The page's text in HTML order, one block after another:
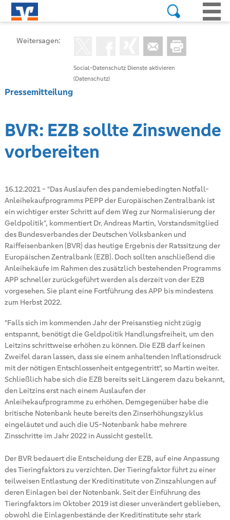
Social-Datenschutz Dienste aktivieren
(Datenschutz)
Weitersagen:
Pressemitteilung
BVR: EZB sollte Zinswende
vorbereiten
16.12.2021- "Das Auslaufen des pandemiebedingten Notfall-
Anleihekaufprogramms PEPP der Europäischen Zentralbank ist
ein wichtiger erster Schritt auf dem Weg zur Normalisierung der
Geldpolitik“, kommentiert Dr. Andreas Martin, Vorstandsmitglied
des Bundesverbandes der Deutschen Volksbanken und
Raiffeisenbanken (BVR) das heutige Ergebnis der Ratssitzung der
Europäischen Zentralbank (EZB). Doch sollten anschließend die
Anleihekäufe im Rahmen des zusätzlich bestehenden Programms
APP schneller zurückgeführt werden als derzeit von der EZB
vorgesehen. Sie plant eine Fortführung des APP bis mindestens
zum Herbst 2022.
"Falls sich im kommenden Jahr der Preisanstieg nicht zügig
entspannt, benötigt die Geldpolitik Handlungsfreiheit, um den
Leitzins schrittweise erhöhen zu können. Die EZB darf keinen
Zweifel daran lassen, dass sie einem anhaltenden Inflationsdruck
mit der nötigen Entschlossenheit entgegentritt", so Martin weiter.
Schließlich habe sich die EZB bereits seit Längerem dazu bekannt,
den Leitzins erst nach einem Auslaufen der
Anleihekaufprogramme zu erhöhen. Demgegenüber habe die
britische Notenbank heute bereits den Zinserhöhungszyklus
eingeläutet und auch die US-Notenbank habe mehrere
Zinsschritte im Jahr 2022 in Aussicht gestellt.
Der BVR bedauert die Entscheidung der EZB, auf eine Anpassung
des Tieringfaktors zu verzichten. Der Tieringfaktor führt zu einer
teilweisen Entlastung der Kreditinstitute von Zinszahlungen auf
deren Einlagen bei der Notenbank. Seit der Einführung des
Tieringfaktors im Oktober 2019 ist dieser unverändert geblieben,
obwohl die Einlagenbestände der Kreditinstitute sehr stark